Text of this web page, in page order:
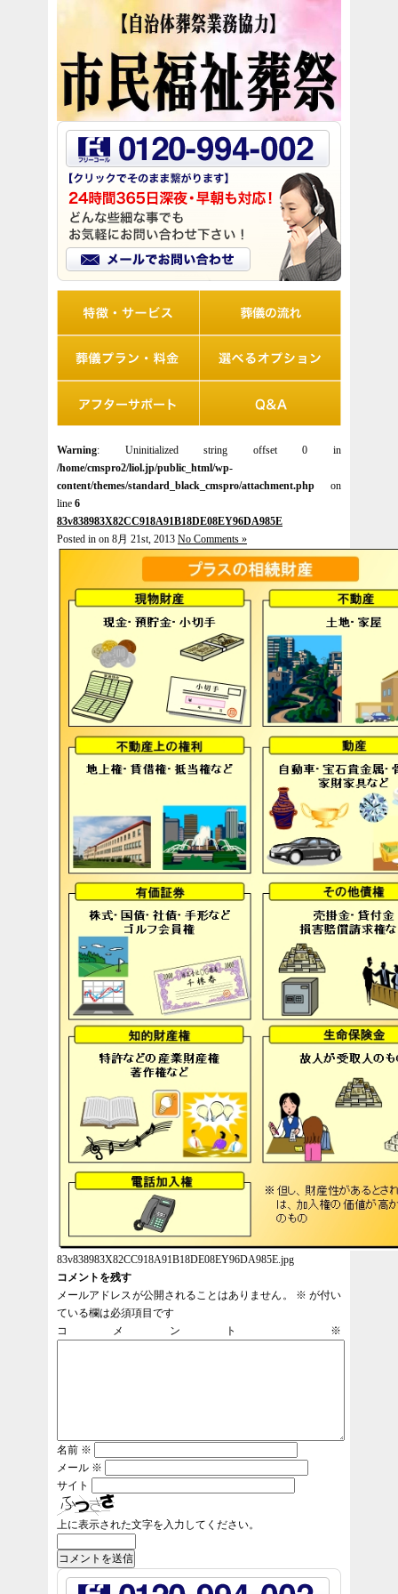
Warning: Uninitialized string offset 0 in
/home/cmspro2/liol.jp/public_html/wp-
content/themes/standard_black_cmspro/attachment.php on
line 6
83v838983X82CC918A91B18DE08EY96DA985E
Posted in on 8月 21st, 2013 No Comments »
83v838983X82CC918A91B18DE08EY96DA985E.jpg
コメントを残す
メールアドレスが公開されることはありません。
※ が付い
ている欄は必須項目です
コメント ※
名前 ※
メール ※
サイト
上に表示された文字を入力してください。